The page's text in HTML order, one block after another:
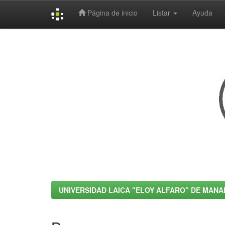
Página de inicio Listar Ayuda
UNIVERSIDAD LAICA "ELOY ALFARO" DE